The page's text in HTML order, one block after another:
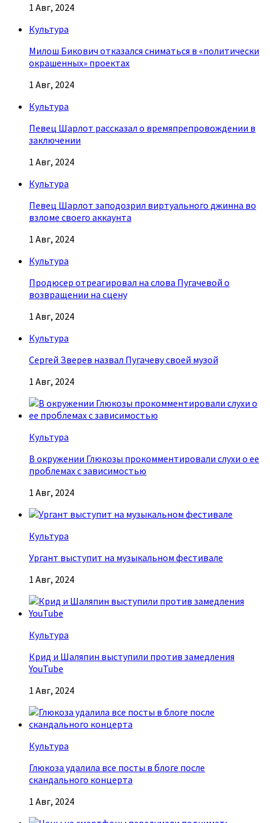
1 Авг, 2024
Культура
Милош Бикович отказался сниматься в «политически
окрашенных» проектах
1 Авг, 2024
Культура
Певец Шарлот рассказал о времяпрепровождении в
заключении
1 Авг, 2024
Культура
Певец Шарлот заподозрил виртуального джинна во
взломе своего аккаунта
1 Авг, 2024
Культура
Продюсер отреагировал на слова Пугачевой о
возвращении на сцену
1 Авг, 2024
Культура
Сергей Зверев назвал Пугачеву своей музой
1 Авг, 2024
Культура
В окружении Глюкозы прокомментировали слухи о ее
проблемах с зависимостью
1 Авг, 2024
Культура
Ургант выступит на музыкальном фестивале
1 Авг, 2024
Культура
Крид и Шаляпин выступили против замедления
YouTube
1 Авг, 2024
Культура
Глюкоза удалила все посты в блоге после
скандального концерта
1 Авг, 2024